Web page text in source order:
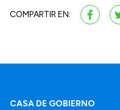
COMPARTIR EN:
CASA DE GOBIERNO